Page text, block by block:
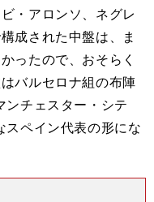
・アロンソ、ネグレ
成された中盤は、ま
ったので、おそらく
バルセロナ組の布陣
ンチェスター・シテ
スペイン代表の形にな